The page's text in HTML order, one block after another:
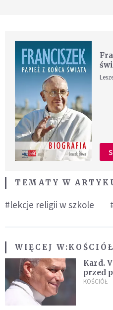
TEMATY W
#lekcje religii w szkole
WIĘCEJ W:KOŚCIÓŁ
Kard.
przed
KOŚCIÓŁ